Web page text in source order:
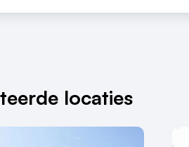
locaties